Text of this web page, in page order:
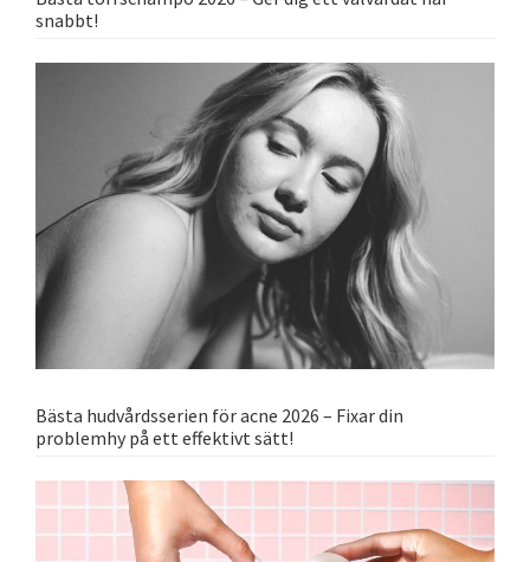
snabbt!
Bästa hudvårdsserien för acne 2026 – Fixar din
problemhy på ett effektivt sätt!